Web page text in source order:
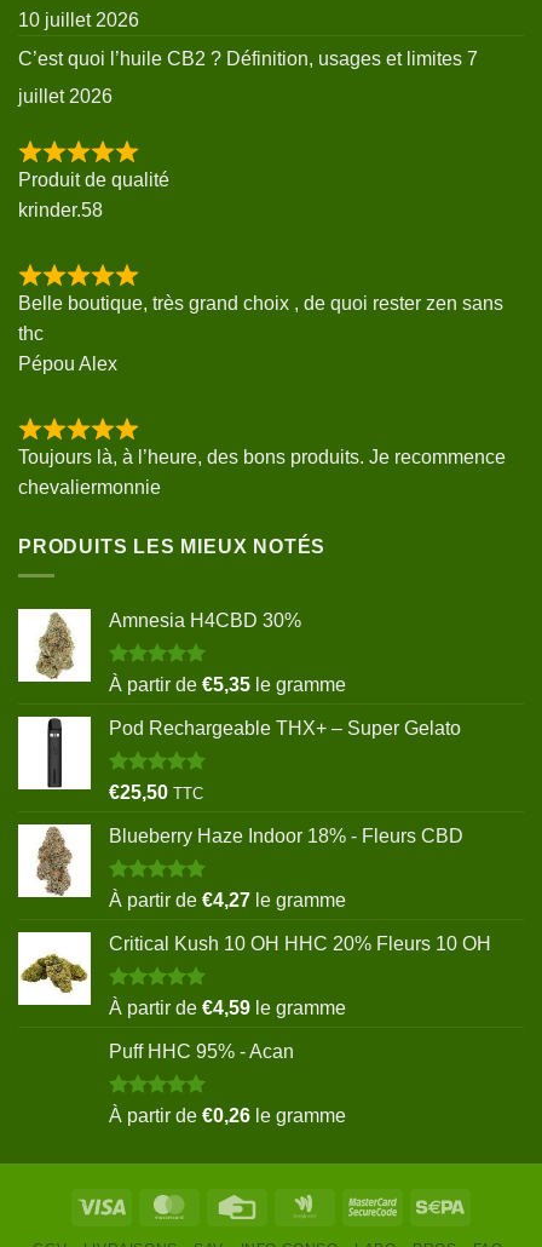
10 juillet 2026
C’est quoi l’huile CB2 ? Définition, usages et limites 7
juillet 2026
Produit de qualité
krinder.58
Belle boutique, très grand choix , de quoi rester zen sans
thc
Pépou Alex
Toujours là, à l’heure, des bons produits. Je recommence
chevaliermonnie
PRODUITS LES MIEUX NOTÉS
Amnesia H4CBD 30%
Note5.00
sur 5
À partir de €5,35 le gramme
Pod Rechargeable THX+ – Super Gelato
Note5.00
€25,50 TTC
Blueberry Haze Indoor 18% - Fleurs CBD
Note5.00
sur 5
À partir de €4,27 le gramme
Critical Kush 10 OH HHC 20% Fleurs 10 OH
Note5.00
sur 5
À partir de €4,59 le gramme
Puff HHC 95% - Acan
Note5.00
sur 5
À partir de €0,26 le gramme
Visa MasterCardCredit
Google
MasterCard